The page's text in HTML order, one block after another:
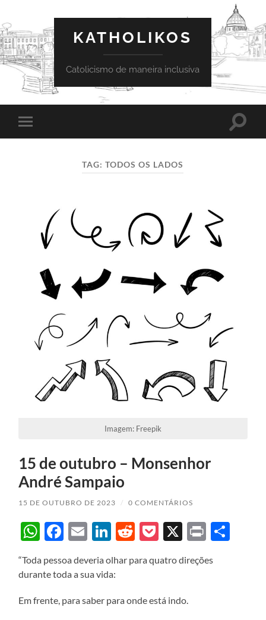
KATHOLIKOS
Catolicismo de maneira inclusiva
Toggle
mobile
Toggle
TAG:TODOS OS LADOS
Imagem: Freepik
15 de outubro – Monsenhor
André Sampaio
15 DE OUTUBRO DE 2023 / 0 COMENTÁRIOS
WhatsApp
Facebook
EmailLinkedIn
Reddit
Pocket
X Print
“Toda pessoa deveria olhar para quatro direções
durante toda a sua vida:
Em frente, para saber para onde está indo.